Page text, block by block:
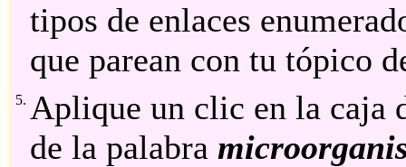
tipos de enlaces
que parean con tu tópico
5. Aplique un clic en la caja
de la palabra